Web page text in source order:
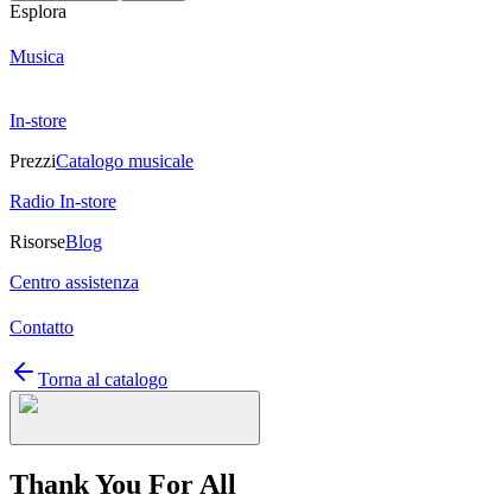
Esplora
Musica
In-store
PrezziCatalogo musicale
Radio In-store
RisorseBlog
Centro assistenza
Contatto
Torna al catalogo
Thank You For All